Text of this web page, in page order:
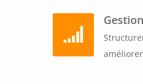
Gestion